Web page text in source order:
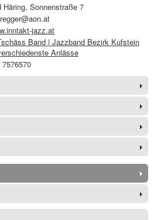
Häring, Sonnenstraße 7
jazz.at
Band | Jazzband Bezirk Kufstein
Anlässe